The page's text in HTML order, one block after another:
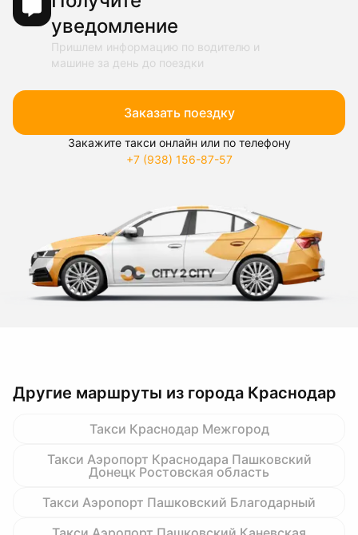
уведомление
Пришлем информацию по водителю и
машине за день до поездки
Заказать поездку
Закажите такси онлайн или по телефону
+7 (938) 156-87-57
Другие маршруты из города Краснодар
Такси Краснодар Межгород
Такси Аэропорт Краснодара Пашковский
Донецк Ростовская область
Такси Аэропорт Пашковский Благодарный